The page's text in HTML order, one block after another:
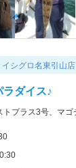
イシグロ名東引山店
ダイス♪